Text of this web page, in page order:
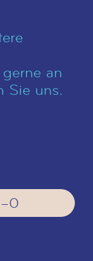
an
Sie uns.